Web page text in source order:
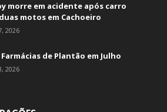
morre em acidente após carro
motos em Cachoeiro
2026
Farmácias de Plantão em Julho
2026